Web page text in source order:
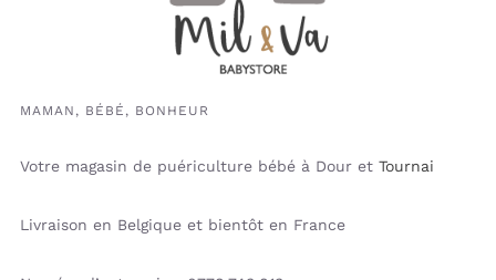
MAMAN, BÉBÉ, BONHEUR
Votre magasin de puériculture bébé à Dour et Tournai
Livraison en Belgique et bientôt en France